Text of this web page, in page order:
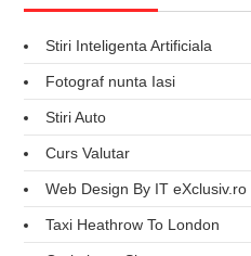
Stiri Inteligenta Artificiala
Fotograf nunta Iasi
Stiri Auto
Curs Valutar
Web Design By IT eXclusiv.ro
Taxi Heathrow To London